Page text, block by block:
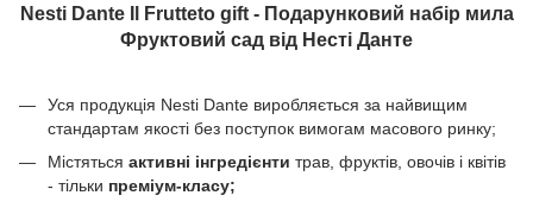
Nesti Dante Il Frutteto gift - Подарунковий набір мила
Фруктовий сад від Несті Данте
Уся продукція Nesti Dante виробляється за найвищим
стандартам якості без поступок вимогам масового ринку;
Містяться активні інгредієнти трав, фруктів, овочів і квітів
- тільки преміум-класу;